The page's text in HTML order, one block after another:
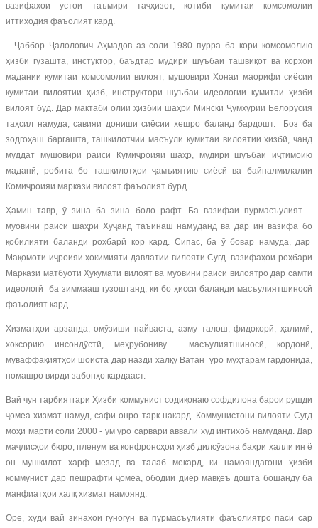
вазифаҳои устои таъмири таҷҳизот, котиби кумитаи комсомолии
иттиҳодия фаъолият кард.
Ҷаббор Ҷалолович Аҳмадов аз соли 1980 пурра ба кори комсомолию
ҳизбӣ гузашта, инстуктор, баъдтар мудири шуъбаи ташвиқот ва корҳои
мадании кумитаи комсомолии вилоят, мушовири Хонаи маорифи сиёсии
кумитаи вилоятии ҳизб, инструктори шуъбаи идеологии кумитаи ҳизби
вилоят буд. Дар мактаби олии ҳизбии шаҳри Мински Ҷумҳурии Белорусия
таҳсил намуда, савияи дониши сиёсии хешро баланд бардошт. Боз ба
зодгоҳаш баргашта, ташкилотчии масъули кумитаи вилоятии ҳизбӣ, чанд
муддат мушовири раиси Кумиҷроияи шаҳр, мудири шуъбаи иҷтимоию
маданӣ, робита бо ташкилотҳои ҷамъиятию сиёсӣ ва байналмилалии
Комиҷроияи маркази вилоят фаъолият бурд.
Ҳамин тавр, ӯ зина ба зина боло рафт. Ба вазифаи пурмасъулият –
муовини раиси шаҳри Хуҷанд таъинаш намуданд ва дар ин вазифа бо
қобилияти баланди роҳбарӣ кор кард. Сипас, ба ӯ бовар намуда, дар
Мақомоти иҷроияи ҳокимияти давлатии вилояти Суғд вазифаҳои роҳбари
Маркази матбуоти Ҳукумати вилоят ва муовини раиси вилоятро дар самти
идеологӣ ба зиммааш гузоштанд, ки бо ҳисси баланди масъулиятшиносӣ
фаъолият кард.
Хизматҳои арзанда, омӯзиши пайваста, азму талош, фидокорӣ, ҳалимӣ,
хоксорию инсондӯстӣ, меҳрубониву масъулиятшиносӣ, кордонӣ,
муваффақиятҳои шоиста дар назди халқу Ватан ӯро муҳтарам гардонида,
номашро вирди забонҳо кардааст.
Вай чун тарбиятгари Ҳизби коммунист содиқонаю софдилона барои рушди
ҷомеа хизмат намуд, сафи онро тарк накард. Коммунистони вилояти Суғд
моҳи марти соли 2000 - ум ӯро сарвари аввали худ интихоб намуданд. Дар
маҷлисҳои бюро, пленум ва конфронсҳои ҳизб дилсӯзона баҳри ҳалли ин ё
он мушкилот ҳарф мезад ва талаб мекард, ки намояндагони ҳизби
коммунист дар пешрафти ҷомеа, ободии диёр мавқеъ дошта бошанду ба
манфиатҳои халқ хизмат намоянд.
Оре, худи вай зинаҳои гуногун ва пурмасъулияти фаъолиятро паси сар